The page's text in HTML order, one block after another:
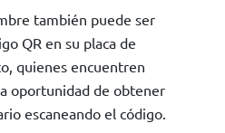
también puede ser
QR en su placa de
quienes encuentren
oportunidad de obtener
escaneando el código.